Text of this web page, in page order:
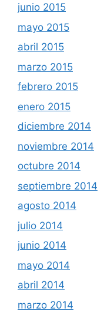
junio 2015
mayo 2015
abril 2015
marzo 2015
febrero 2015
enero 2015
diciembre 2014
noviembre 2014
octubre 2014
septiembre 2014
agosto 2014
julio 2014
junio 2014
mayo 2014
abril 2014
marzo 2014